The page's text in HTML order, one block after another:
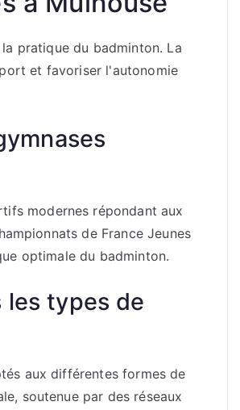
pratique du badminton. La
et favoriser l'autonomie
modernes répondant aux
de France Jeunes
optimale du badminton.
les types de
aux différentes formes de
soutenue par des réseaux